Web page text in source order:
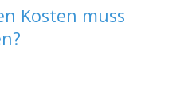
Kosten muss